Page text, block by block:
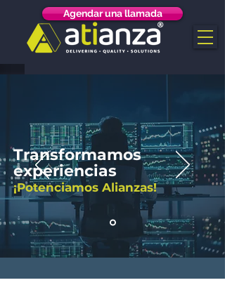
Agendar una llamada
Transformamos
experiencias
¡Potenciamos Alianzas!